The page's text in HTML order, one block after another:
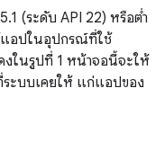
(ระดับ API 22) หรือต่ำ
แอปในอุปกรณ์ที่ใช้
ในรูปที่ 1 หน้าจอนี้จะให้
ระบบเคยให้ แก่แอปของ